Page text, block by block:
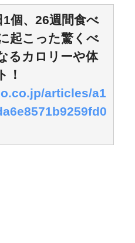
1個、26週間食べ
起こった驚くべ
るカロリーや体
！
articles/a1